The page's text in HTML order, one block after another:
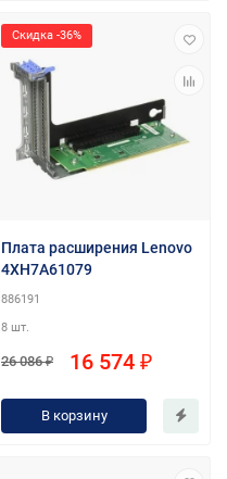
Скидка -36%
Плата расширения Lenovo
4XH7A61079
886191
8 шт.
26 086 ₽ 16 574 ₽
В корзину